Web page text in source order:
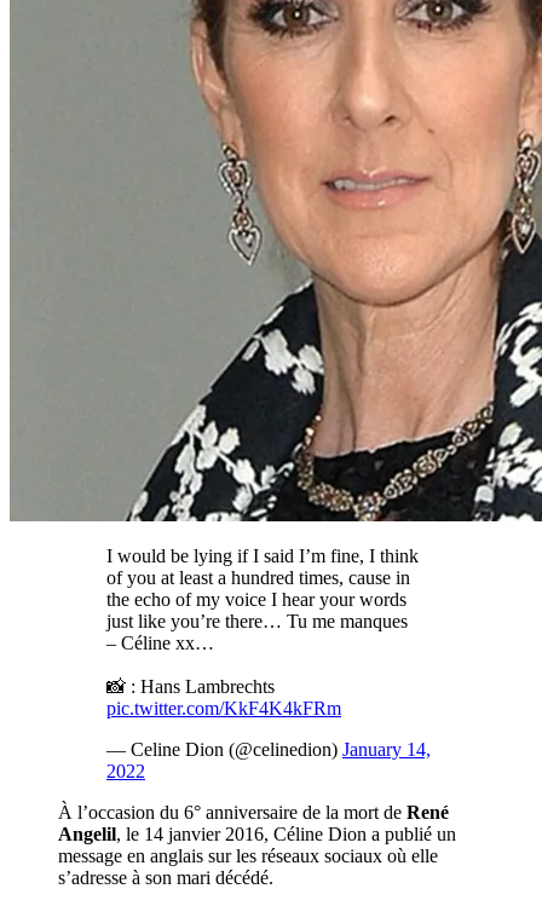
I would be lying if I said I’m fine, I think
of you at least a hundred times, cause in
the echo of my voice I hear your words
just like you’re there… Tu me manques
– Céline xx…
📸 : Hans Lambrechts
pic.twitter.com/KkF4K4kFRm
— Celine Dion (@celinedion) January 14,
2022
À l’occasion du 6° anniversaire de la mort de René
Angelil, le 14 janvier 2016, Céline Dion a publié un
message en anglais sur les réseaux sociaux où elle
s’adresse à son mari décédé.